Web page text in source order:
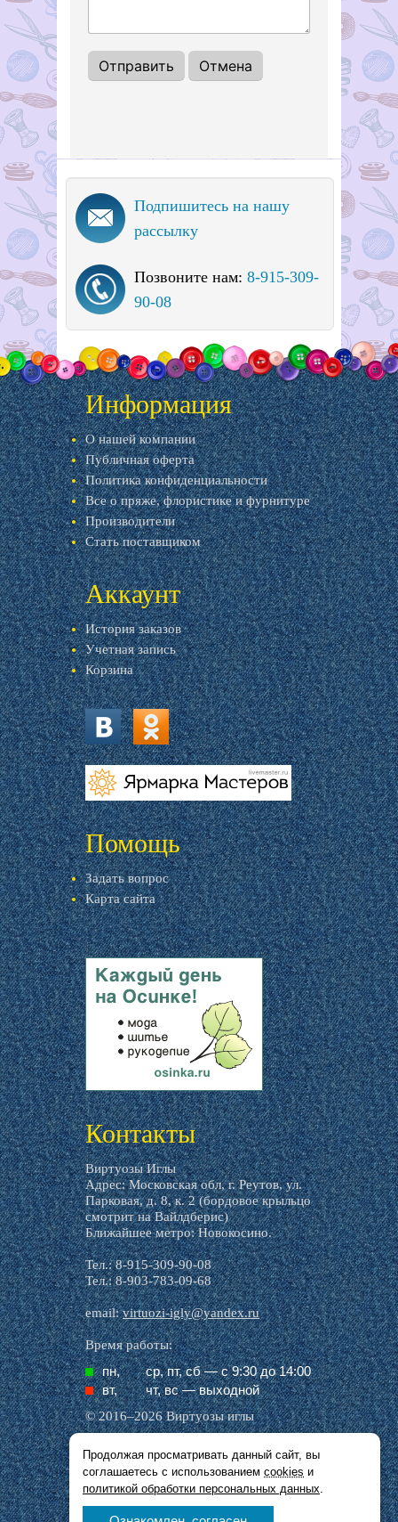
Подпишитесь на нашу
рассылку
Позвоните нам: 8-915-309-
90-08
Информация
О нашей компании
Публичная оферта
Политика конфиденциальности
Все о пряже, флористике и фурнитуре
Производители
Стать поставщиком
Аккаунт
История заказов
Учетная запись
Корзина
vk.com ok.ru
livemaster.ru
Помощь
Задать вопрос
Карта сайта
livemaster.ru
Контакты
Виртуозы Иглы
Адрес: Московская обл, г. Реутов, ул.
Парковая, д. 8, к. 2 (бордовое крыльцо
смотрит на Вайлдберис)
Ближайшее метро: Новокосино.
Тел.: 8-915-309-90-08
Тел.: 8-903-783-09-68
email:virtuozi-igly@yandex.ru
Время работы:
пн,
ср, пт, cб — с 9:30 до 14:00
вт,
чт, вс — выходной
© 2016–2026 Виртуозы иглы
Все названия производителей, символика и
описания, присутствующие в наших картинках
и тексте, используются исключительно в целях
идентификации.
Продолжая просматривать данный сайт, вы
соглашаетесь с использованием cookies и
политикой обработки персональных данных.